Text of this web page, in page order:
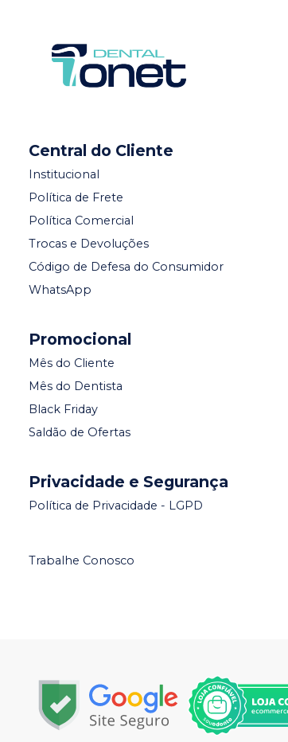
Central do Cliente
Institucional
Política de Frete
Política Comercial
Trocas e Devoluções
Código de Defesa do Consumidor
WhatsApp
Promocional
Mês do Cliente
Mês do Dentista
Black Friday
Saldão de Ofertas
Privacidade e Segurança
Política de Privacidade - LGPD
Trabalhe Conosco